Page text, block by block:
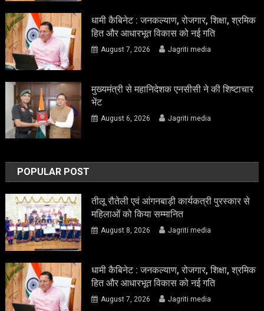
धामी कैबिनेट : जनकल्याण, रोजगार, शिक्षा, श्रमिक
हित और आधारभूत विकास को नई गति
August 7, 2026 Jagriti media
मुख्यमंत्री से महानिदेशक एनसीसी ने की शिष्टाचार
भेंट
August 6, 2026 Jagriti media
POPULAR POST
तीलू रौतेली एवं आंगनबाड़ी कार्यकत्री पुरस्कार से
महिलाओं को किया सम्मानित
August 8, 2026 Jagriti media
धामी कैबिनेट : जनकल्याण, रोजगार, शिक्षा, श्रमिक
हित और आधारभूत विकास को नई गति
August 7, 2026 Jagriti media